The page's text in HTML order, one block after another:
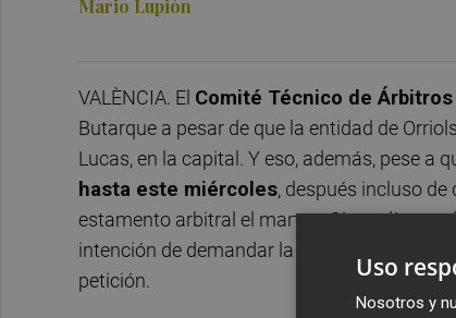
Mario Lupión
VALÈNCIA. El Comité Técnico de Árbitros
Butarque a pesar de que la entidad de
Lucas, en la capital. Y eso, además, pese a
hasta este miércoles, después incluso de
estamento arbitral el martes. Cinco días
intención de demandar la grabación el
petición.
Uso
Nosotros y